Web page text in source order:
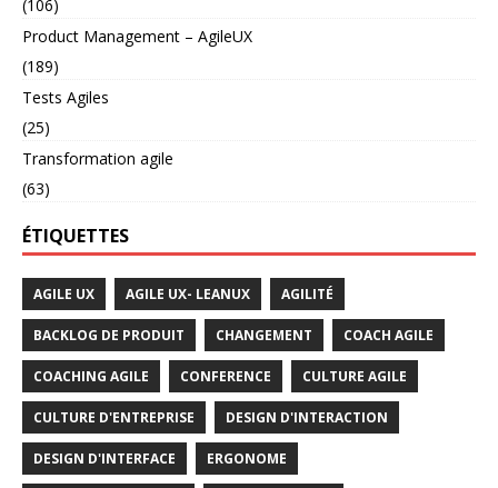
(106)
Product Management – AgileUX
(189)
Tests Agiles
(25)
Transformation agile
(63)
ÉTIQUETTES
AGILE UX AGILE UX- LEANUX AGILITÉ
BACKLOG DE PRODUIT CHANGEMENT COACH AGILE
COACHING AGILE CONFERENCE CULTURE AGILE
CULTURE D'ENTREPRISE DESIGN D'INTERACTION
DESIGN D'INTERFACE ERGONOME